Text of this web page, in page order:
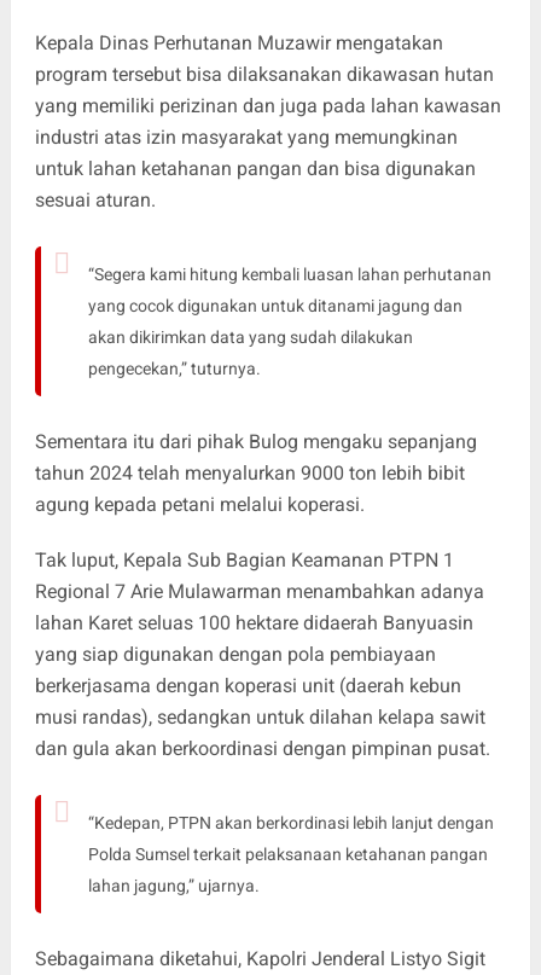
Kepala Dinas Perhutanan Muzawir mengatakan
program tersebut bisa dilaksanakan dikawasan hutan
yang memiliki perizinan dan juga pada lahan kawasan
industri atas izin masyarakat yang memungkinan
untuk lahan ketahanan pangan dan bisa digunakan
sesuai aturan.
“Segera kami hitung kembali luasan lahan perhutanan
yang cocok digunakan untuk ditanami jagung dan
akan dikirimkan data yang sudah dilakukan
pengecekan,” tuturnya.
Sementara itu dari pihak Bulog mengaku sepanjang
tahun 2024 telah menyalurkan 9000 ton lebih bibit
agung kepada petani melalui koperasi.
Tak luput, Kepala Sub Bagian Keamanan PTPN 1
Regional 7 Arie Mulawarman menambahkan adanya
lahan Karet seluas 100 hektare didaerah Banyuasin
yang siap digunakan dengan pola pembiayaan
berkerjasama dengan koperasi unit (daerah kebun
musi randas), sedangkan untuk dilahan kelapa sawit
dan gula akan berkoordinasi dengan pimpinan pusat.
“Kedepan, PTPN akan berkordinasi lebih lanjut dengan
Polda Sumsel terkait pelaksanaan ketahanan pangan
lahan jagung,” ujarnya.
Sebagaimana diketahui, Kapolri Jenderal Listyo Sigit